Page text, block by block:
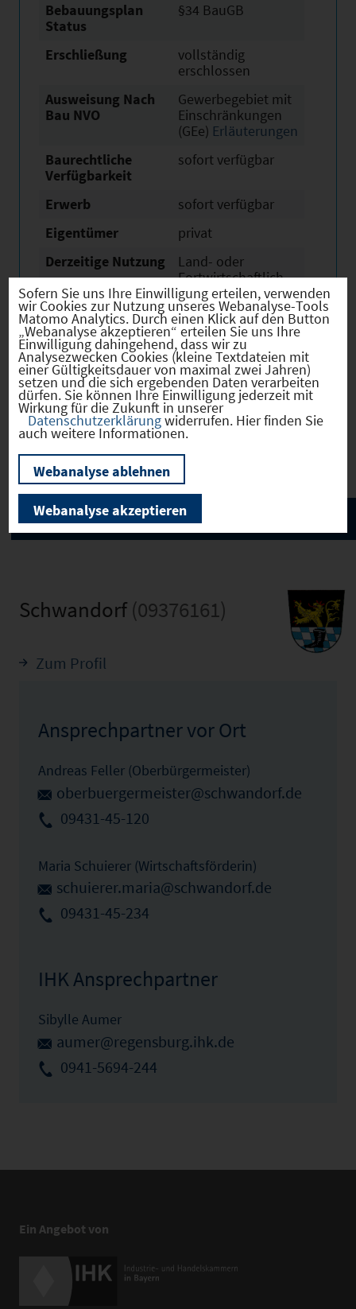
Bebauungsplan
Status
§34 BauGB
Erschließung
vollständig
erschlossen
Ausweisung Nach
Bau NVO
Gewerbegebiet mit
Einschränkungen
(GEe) Erläuterungen
Baurechtliche
Verfügbarkeit
sofort verfügbar
Erwerb
sofort verfügbar
Eigentümer
privat
Derzeitige Nutzung
Land- oder
Fortwirtschaftlich
Verkehr
Infrastruktur
Schwandorf (09376161)
Zum Profil
Ansprechpartner vor Ort
Andreas Feller (Oberbürgermeister)
oberbuergermeister@schwandorf.de
09431-45-120
Maria Schuierer (Wirtschaftsförderin)
schuierer.maria@schwandorf.de
09431-45-234
IHK Ansprechpartner
Sibylle Aumer
aumer@regensburg.ihk.de
0941-5694-244
Ein Angebot von
Sofern Sie uns Ihre Einwilligung erteilen, verwenden
wir Cookies zur Nutzung unseres Webanalyse-Tools
Matomo Analytics. Durch einen Klick auf den Button
„Webanalyse akzeptieren“ erteilen Sie uns Ihre
Einwilligung dahingehend, dass wir zu
Analysezwecken Cookies (kleine Textdateien mit
einer Gültigkeitsdauer von maximal zwei Jahren)
setzen und die sich ergebenden Daten verarbeiten
dürfen. Sie können Ihre Einwilligung jederzeit mit
Wirkung für die Zukunft in unserer
Datenschutzerklärungwiderrufen. Hier finden Sie
auch weitere Informationen.
Webanalyse ablehnen
Webanalyse akzeptieren